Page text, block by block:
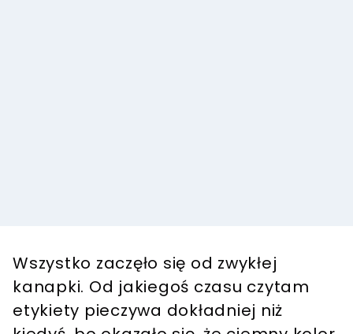
Wszystko zaczęło się od zwykłej
kanapki. Od jakiegoś czasu czytam
etykiety pieczywa dokładniej niż